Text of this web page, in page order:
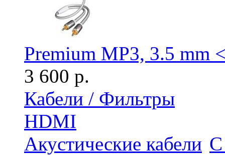
Premium MP3, 3.5 mm
3 600 р.
Кабели / Фильтры
HDMI
Акустические кабели С